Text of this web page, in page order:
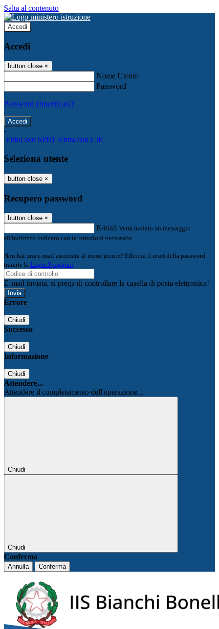
Salta al contenuto
Accedi
Accedi
button close ×
Nome Utente
Password
Password dimenticata?
-
Entra con SPID Entra con CIE
Seleziona utente
button close ×
Recupero password
button close ×
E-mail Verrà inviato un messaggio
all'indirizzo indicato con le istruzioni necessarie.
Non hai una e-mail associata al nome utente? Effettua il reset della password
tramite la Login Spaggiari
E-mail inviata, si prega di controllare la casella di posta elettronica!
Errore
Chiudi
Successo
Chiudi
Informazione
Chiudi
Attendere...
Attendere il completamento dell'operazione...
Chiudi
Chiudi
Conferma
Annulla Conferma